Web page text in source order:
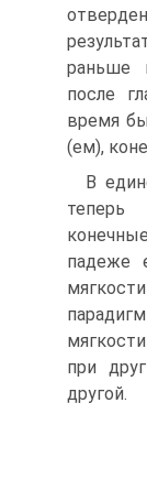
раньше
после
время
(ем),
В
теперь
падеже
при
другой.